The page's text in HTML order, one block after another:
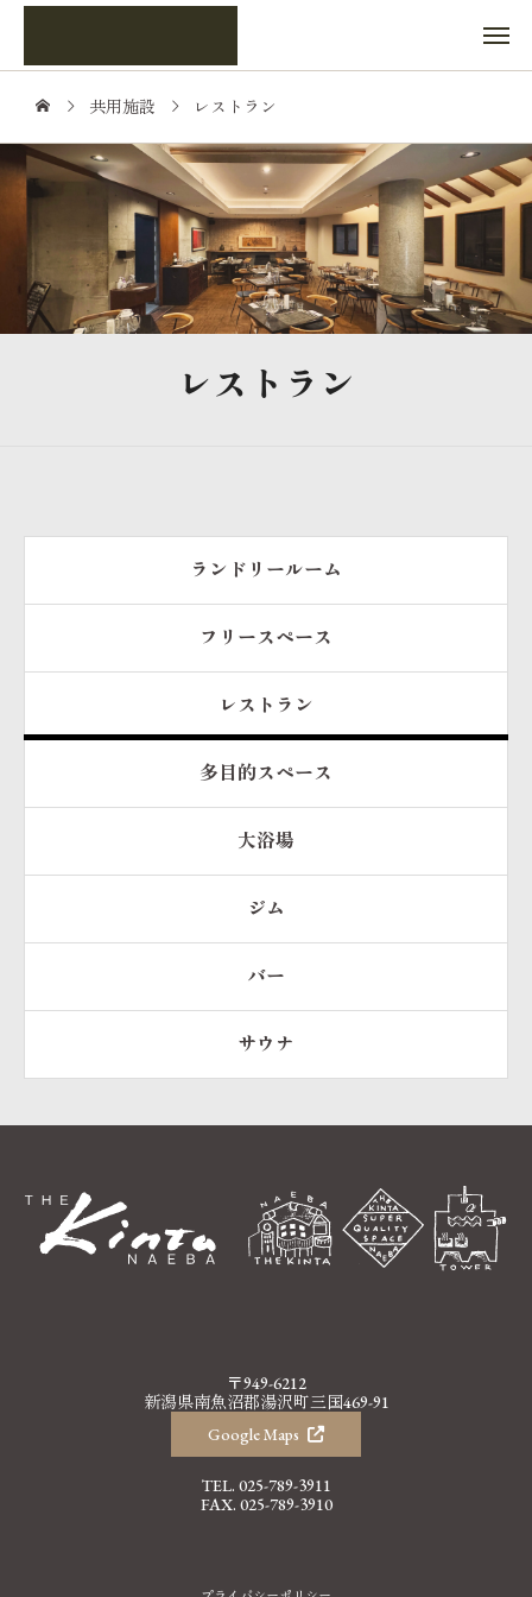
共用施設 レストラン
レストラン
ランドリールーム
フリースペース
レストラン
多目的スペース
大浴場
ジム
バー
サウナ
〒949-6212
新潟県南魚沼郡湯沢町三国469-91
Google Maps
TEL. 025-789-3911
FAX. 025-789-3910